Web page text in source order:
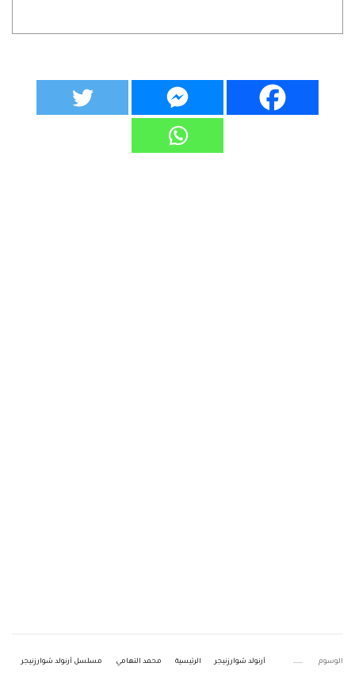
الوسوم أرنولد شوارزنيجر الرئيسية محمد التهامي مسلسل أرنولد شوارزنيجر